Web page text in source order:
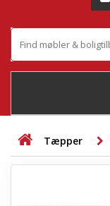
STUE
Tæpper